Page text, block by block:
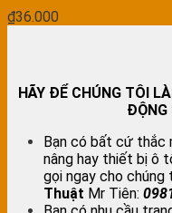
₫36.000
HÃY ĐỂ CHÚNG TÔI
ĐỘNG
Bạn có bất cứ thắc
nâng hay thiết bị ô
gọi ngay cho chúng
Thuật Mr Tiên: